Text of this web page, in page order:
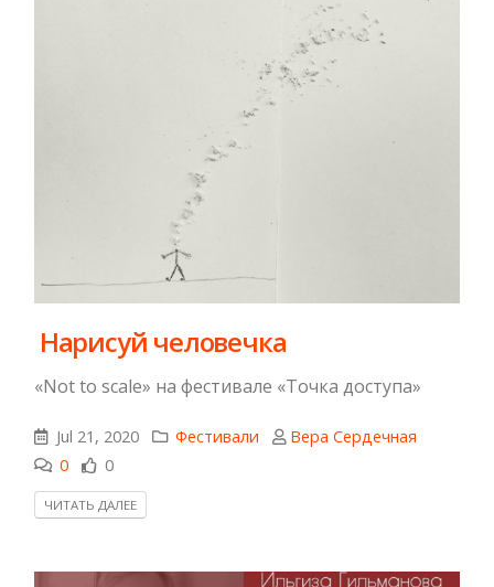
​ Нарисуй человечка
«Not to scale» на фестивале «Точка доступа»
Jul 21, 2020 Фестивали
Вера Сердечная
0
0
ЧИТАТЬ ДАЛЕЕ